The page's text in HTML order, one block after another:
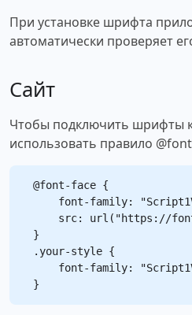
При установке шрифта
автоматически проверяет
Сайт
Чтобы подключить шрифты
использовать правило
@font-face {
font-family:
src: url("https://
}
.your-style {
font-family: